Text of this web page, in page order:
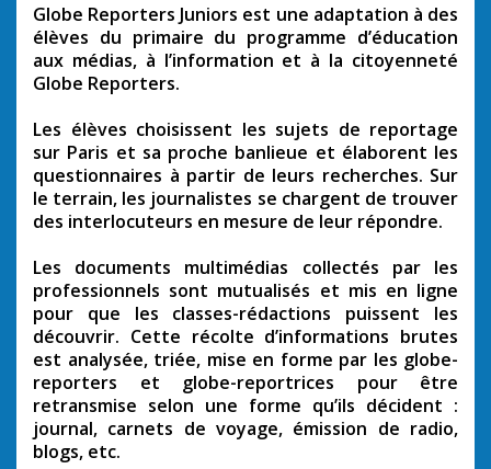
Globe Reporters Juniors est une adaptation à des
élèves du primaire du programme d’éducation
aux médias, à l’information et à la citoyenneté
Globe Reporters.
Les élèves choisissent les sujets de reportage
sur Paris et sa proche banlieue et élaborent les
questionnaires à partir de leurs recherches. Sur
le terrain, les journalistes se chargent de trouver
des interlocuteurs en mesure de leur répondre.
Les documents multimédias collectés par les
professionnels sont mutualisés et mis en ligne
pour que les classes-rédactions puissent les
découvrir. Cette récolte d’informations brutes
est analysée, triée, mise en forme par les globe-
reporters et globe-reportrices pour être
retransmise selon une forme qu’ils décident :
journal, carnets de voyage, émission de radio,
blogs, etc.